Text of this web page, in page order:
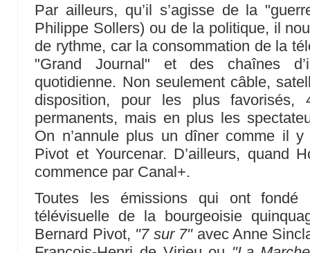
Par ailleurs, qu’il s’agisse de la
Philippe Sollers) ou de la politique, il
de rythme, car la consommation de la
"Grand Journal" et des chaînes
quotidienne. Non seulement câble,
disposition, pour les plus favorisés,
permanents, mais en plus les
On n’annule plus un dîner comme il
Pivot et Yourcenar. D’ailleurs, quand
commence par Canal+.
Toutes les émissions qui ont
télévisuelle de la bourgeoisie
Bernard Pivot, "7 sur 7"avec Anne